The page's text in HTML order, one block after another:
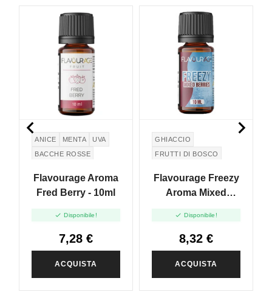
ANICE MENTA
UVA
BACCHE ROSSE
EUCALYPTUS
Flavourage Aroma
Fred Berry - 10ml
 Disponibile!
7,28 €
ACQUISTA
GHIACCIO
FRUTTI DI BOSCO
Flavourage Freezy
Aroma Mixed
 Disponibile!
8,32 €
ACQUISTA
 